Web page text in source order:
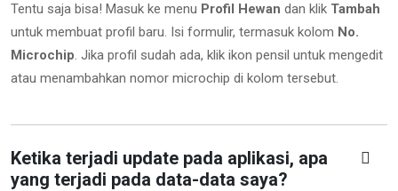
Tentu saja bisa! Masuk ke menu Profil Hewan dan klik Tambah
untuk membuat profil baru. Isi formulir, termasuk kolom No.
Microchip. Jika profil sudah ada, klik ikon pensil untuk mengedit
atau menambahkan nomor microchip di kolom tersebut.
Ketika terjadi update pada aplikasi, apa
yang terjadi pada data-data saya?